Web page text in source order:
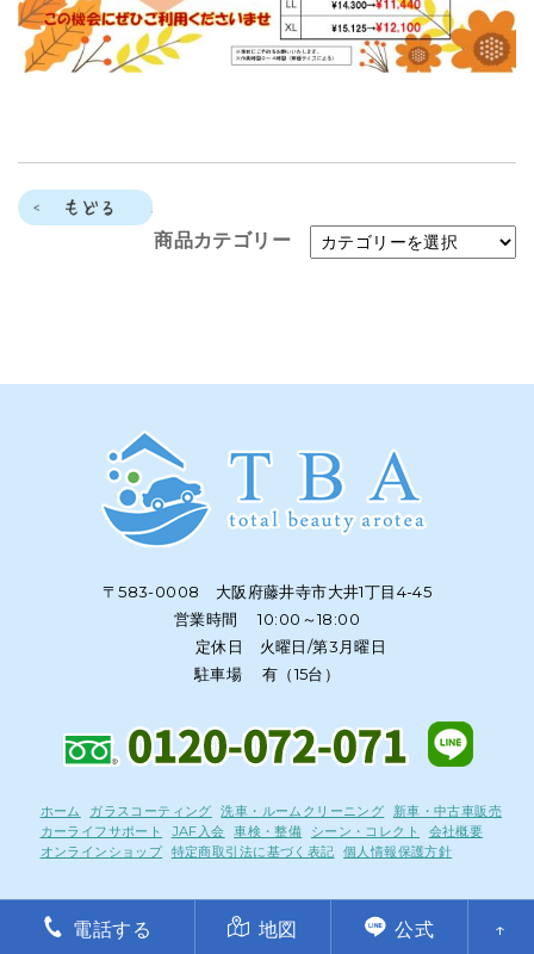
もどる
商品カテゴリー
〒583-0008 大阪府藤井寺市大井1丁目4-45
営業時間 10:00～18:00
定休日 火曜日/第3月曜日
駐車場 有（15台）
ホーム ガラスコーティング 洗車・ルームクリーニング 新車・中古車販売
カーライフサポート
JAF入会 車検・整備 シーン・コレクト
会社概要
オンラインショップ 特定商取引法に基づく表記 個人情報保護方針
電話する 地図 公式 ↑